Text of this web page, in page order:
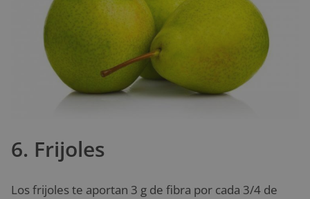
6. Frijoles
Los frijoles te aportan 3 g de fibra por cada 3/4 de